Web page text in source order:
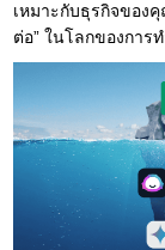
เหมาะกับธุรกิจของ
ต่อ” ในโลกของการ